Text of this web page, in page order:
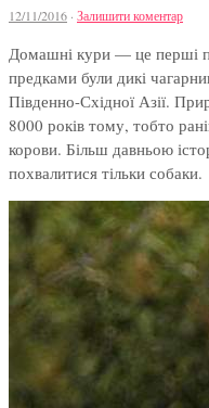
12/11/2016 · Залишити коментар
Домашні кури — це перші
предками були дикі
Південно-Східної Азії.
8000 років тому, тобто
корови. Більш давньою
похвалитися тільки собаки.